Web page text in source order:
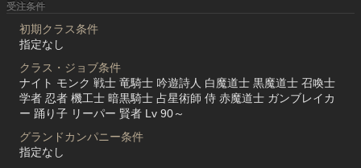
受注条件
初期クラス条件
指定なし
クラス・ジョブ条件
ナイト モンク 戦士 竜騎士 吟遊詩人 白魔道士 黒魔道士 召喚士
学者 忍者 機工士 暗黒騎士 占星術師 侍 赤魔道士 ガンブレイカ
ー 踊り子 リーパー 賢者 Lv 90～
グランドカンパニー条件
指定なし